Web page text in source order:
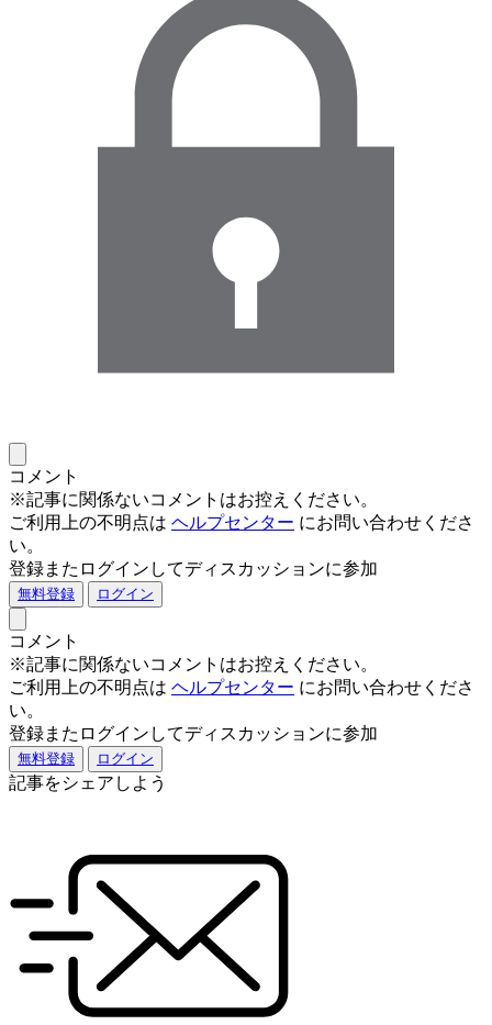
コメント
※記事に関係ないコメントはお控えください。
ご利用上の不明点は ヘルプセンター にお問い合わせくださ
い。
登録またログインしてディスカッションに参加
無料登録 ログイン
コメント
※記事に関係ないコメントはお控えください。
ご利用上の不明点は ヘルプセンター にお問い合わせくださ
い。
登録またログインしてディスカッションに参加
無料登録 ログイン
記事をシェアしよう